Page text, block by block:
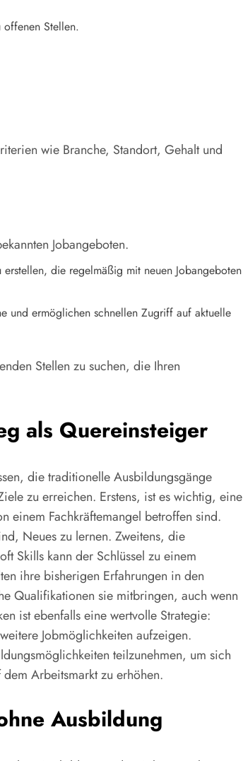
offenen Stellen.
wie Branche, Standort, Gehalt und
Jobangeboten.
die regelmäßig mit neuen Jobangeboten
und ermöglichen schnellen Zugriff auf aktuelle
Stellen zu suchen, die Ihren
als Quereinsteiger
die traditionelle Ausbildungsgänge
zu erreichen. Erstens, ist es wichtig, eine
einem Fachkräftemangel betroffen sind.
Neues zu lernen. Zweitens, die
Skills kann der Schlüssel zu einem
ihre bisherigen Erfahrungen in den
Qualifikationen sie mitbringen, auch wenn
ist ebenfalls eine wertvolle Strategie:
Jobmöglichkeiten aufzeigen.
teilzunehmen, um sich
Arbeitsmarkt zu erhöhen.
Ausbildung